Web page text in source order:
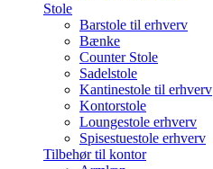
Stole
Barstole til erhverv
Bænke
Counter Stole
Sadelstole
Kantinestole til erhverv
Kontorstole
Loungestole erhverv
Spisestuestole erhverv
Tilbehør til kontor